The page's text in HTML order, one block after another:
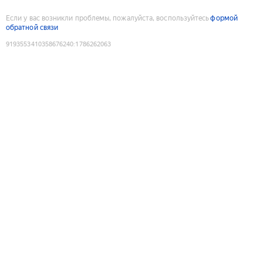
Если у вас возникли проблемы, пожалуйста, воспользуйтесьформой
обратной связи
9193553410358676240:1786262063